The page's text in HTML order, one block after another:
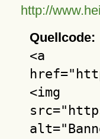
http://
Quellcode:
<a
<img